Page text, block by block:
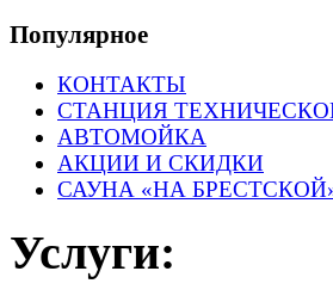
Популярное
КОНТАКТЫ
СТАНЦИЯ
АВТОМОЙКА
АКЦИИ И СКИДКИ
САУНА «НА
Услуги: